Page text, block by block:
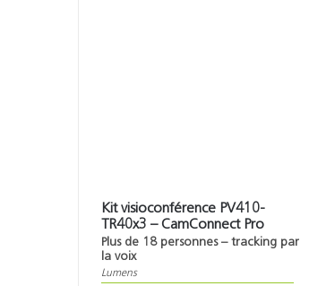
Kit visioconférence PV410-
TR40x3 – CamConnect Pro
Plus de 18 personnes – tracking par
la voix
Lumens